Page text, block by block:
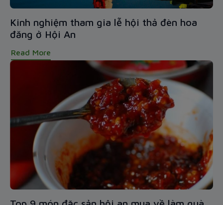
Kinh nghiệm tham gia lễ hội thả đèn hoa
đăng ở Hội An
Read More